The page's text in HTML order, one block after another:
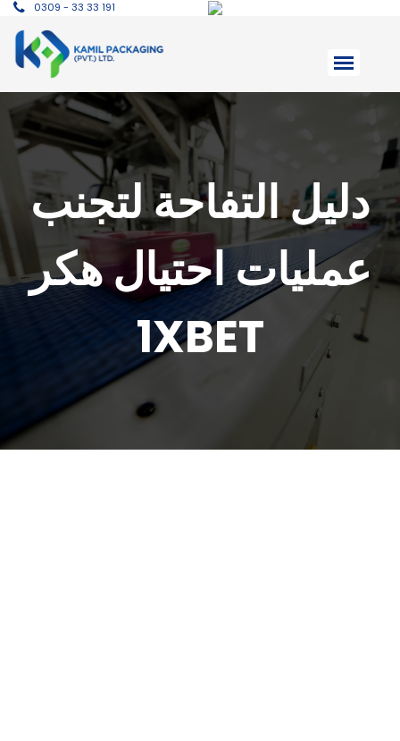
0309 - 33 33 191
دليل التفاحة لتجنب
عمليات احتيال هكر
1XBET